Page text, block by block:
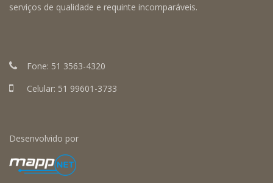
serviços de qualidade e requinte incomparáveis.
Fone: 51 3563-4320
Celular: 51 99601-3733
Desenvolvido por